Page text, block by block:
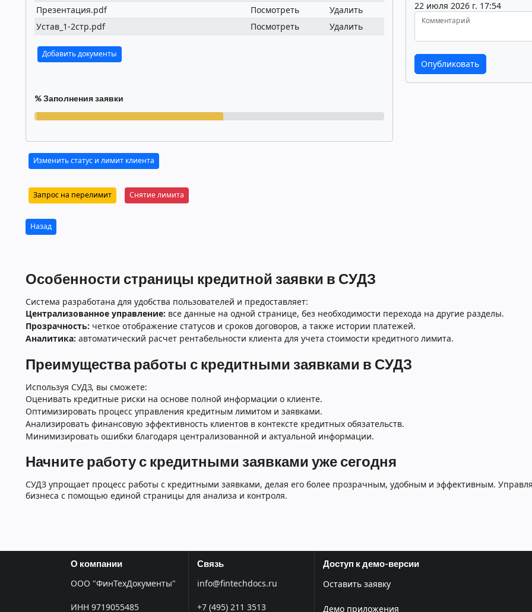
Презентация.pdf
Посмотреть
Удалить
Устав_1-2стр.pdf
Посмотреть Удалить
Добавить документы
% Заполнения заявки
Изменить статус и лимит клиента
Запрос на перелимит Снятие лимита
Назад
22 июля 2026 г. 17:54
Комментарий
Особенности страницы кредитной заявки в СУДЗ
Система разработана для удобства пользователей и предоставляет:
Централизованное управление: все данные на одной странице, без необходимости перехода на другие разделы.
Прозрачность: четкое отображение статусов и сроков договоров, а также истории платежей.
Аналитика: автоматический расчет рентабельности клиента для учета стоимости кредитного лимита.
Преимущества работы с кредитными заявками в СУДЗ
Используя СУДЗ, вы сможете:
Оценивать кредитные риски на основе полной информации о клиенте.
Оптимизировать процесс управления кредитным лимитом и заявками.
Анализировать финансовую эффективность клиентов в контексте кредитных обязательств.
Минимизировать ошибки благодаря централизованной и актуальной информации.
Начните работу с кредитными заявками уже сегодня
СУДЗ упрощает процесс работы с кредитными заявками, делая его более прозрачным, удобным и эффективным.
бизнеса с помощью единой страницы для анализа и контроля.
О компании
ООО "ФинТехДокументы"
ИНН 9719055485
Связь
info@fintechdocs.ru
+7 (495) 211 3513
Доступ к демо-версии
Оставить заявку
Демо приложения